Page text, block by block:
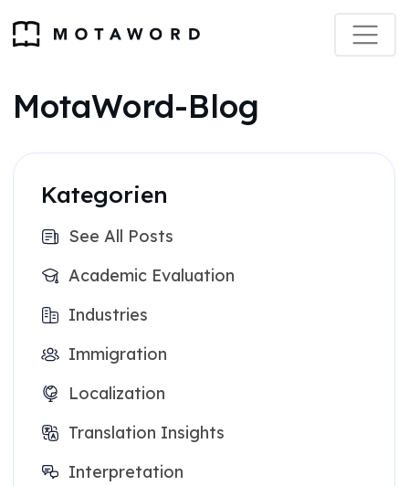
MotaWord-Blog
Kategorien
See All Posts
Academic Evaluation
Industries
Immigration
Localization
Translation Insights
Interpretation